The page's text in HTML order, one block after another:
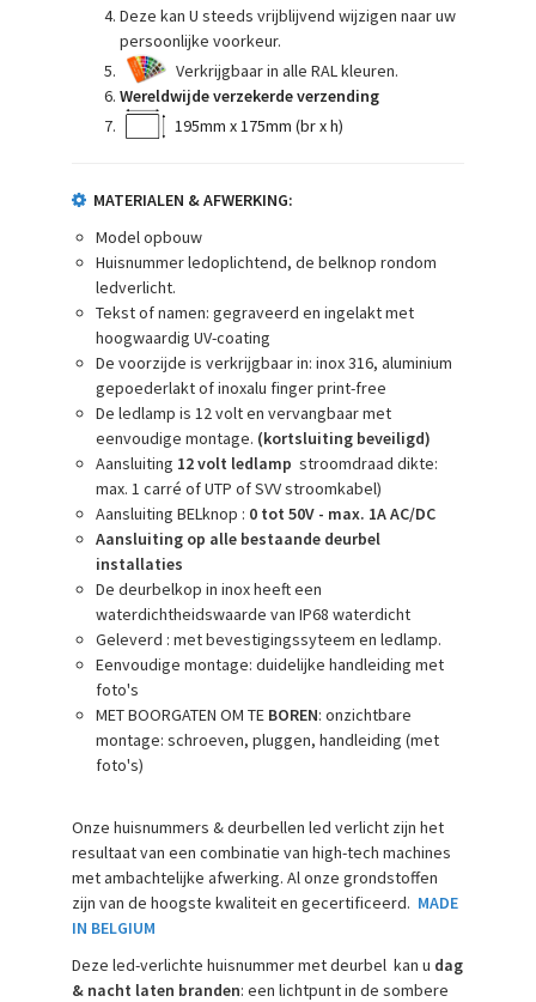
Deze kan U steeds vrijblijvend wijzigen naar uw
persoonlijke voorkeur.
Verkrijgbaar in alle RAL kleuren.
Wereldwijde verzekerde verzending
195mm x 175mm (br x h)
MATERIALEN & AFWERKING:
Model opbouw
Huisnummer ledoplichtend, de belknop rondom
ledverlicht.
Tekst of namen: gegraveerd en ingelakt met
hoogwaardig UV-coating
De voorzijde is verkrijgbaar in: inox 316, aluminium
gepoederlakt of inoxalu finger print-free
De ledlamp is 12 volt en vervangbaar met
eenvoudige montage. (kortsluiting beveiligd)
Aansluiting 12 volt ledlamp stroomdraad dikte:
max. 1 carré of UTP of SVV stroomkabel)
Aansluiting BELknop : 0 tot 50V - max. 1A AC/DC
Aansluiting op alle bestaande deurbel
installaties
De deurbelkop in inox heeft een
waterdichtheidswaarde van IP68 waterdicht
Geleverd : met bevestigingssyteem en ledlamp.
Eenvoudige montage: duidelijke handleiding met
foto's
MET BOORGATEN OM TE BOREN: onzichtbare
montage: schroeven, pluggen, handleiding (met
foto's)
Onze huisnummers & deurbellen led verlicht zijn het
resultaat van een combinatie van high-tech machines
met ambachtelijke afwerking. Al onze grondstoffen
zijn van de hoogste kwaliteit en gecertificeerd. MADE
IN BELGIUM
Deze led-verlichte huisnummer met deurbel kan u dag
& nacht laten branden: een lichtpunt in de sombere